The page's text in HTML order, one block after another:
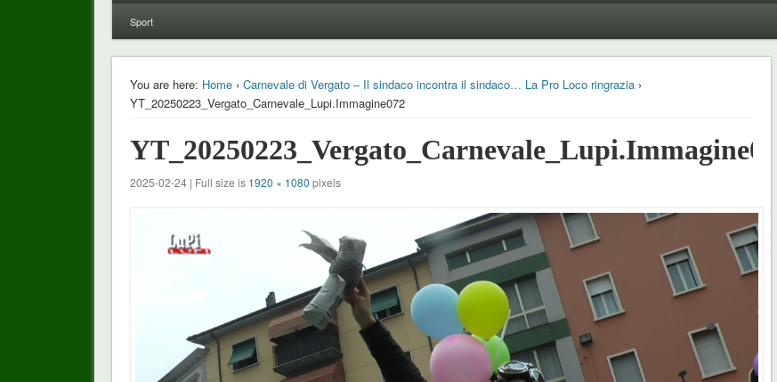
Sport
You are here: Home› Carnevale di Vergato – Il sindaco incontra il sindaco… La Pro Loco ringrazia›
YT_20250223_Vergato_Carnevale_Lupi.Immagine072
YT_20250223_Vergato_Carnevale_Lupi.Immagine072
2025-02-24 | Full size is 1920 × 1080 pixels